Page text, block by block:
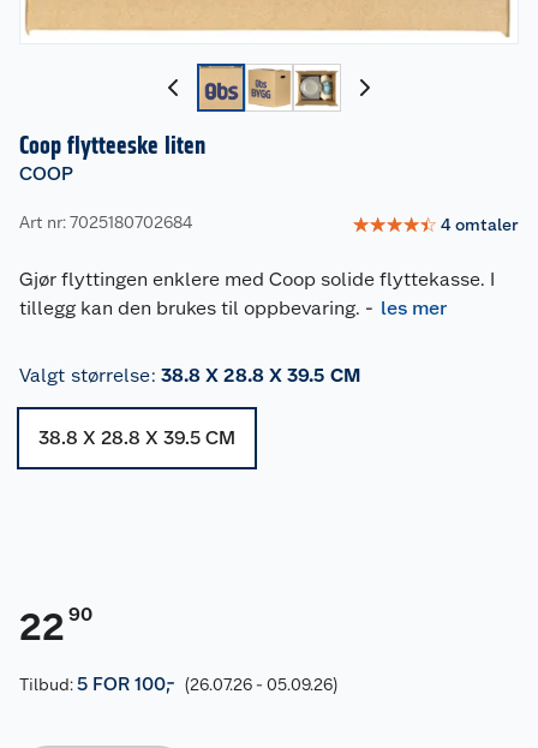
Coop flytteeske liten
COOP
Art nr: 7025180702684 ☆☆☆☆☆ 4omtaler
Gjør flyttingen enklere med Coop solide flyttekasse. I
tillegg kan den brukes til oppbevaring. - les mer
Valgt størrelse: 38.8 X 28.8 X 39.5 CM
38.8 X 28.8 X 39.5 CM
22 90
Tilbud:5 FOR 100,- (26.07.26 - 05.09.26)